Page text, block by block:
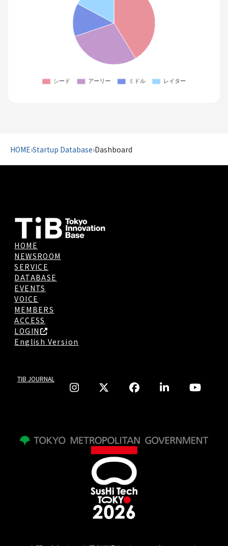
HOME›Startup Database›Dashboard
HOME
NEWSROOM
SERVICE
DATABASE
EVENTS
VOICE
MEMBERS
ACCESS
LOGIN
English Version
TIB JOURNAL